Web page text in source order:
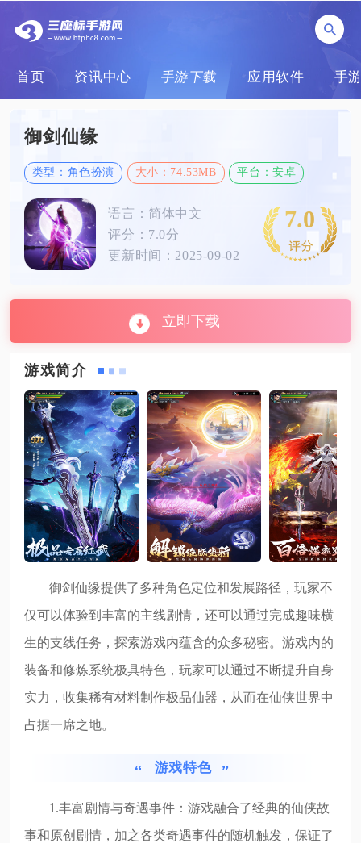
首页 资讯中心 手游下载 应用软件 手
御剑仙缘
类型：角色扮演 大小：74.53MB 平台：安卓
语言：简体中文
评分：7.0分
更新时间：2025-09-02
7.0
立即下载
游戏简介
御剑仙缘提供了多种角色定位和发展路径，玩家不
仅可以体验到丰富的主线剧情，还可以通过完成趣味横
生的支线任务，探索游戏内蕴含的众多秘密。游戏内的
装备和修炼系统极具特色，玩家可以通过不断提升自身
实力，收集稀有材料制作极品仙器，从而在仙侠世界中
占据一席之地。
游戏特色
1.丰富剧情与奇遇事件：游戏融合了经典的仙侠故
事和原创剧情，加之各类奇遇事件的随机触发，保证了